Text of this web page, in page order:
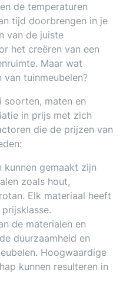
de temperaturen
tijd doorbrengen in je
van de juiste
het creëren van een
Maar wat
tuinmeubelen?
soorten, maten en
in prijs met zich
die de prijzen van
kunnen gemaakt zijn
zoals hout,
Elk materiaal heeft
de materialen en
duurzaamheid en
Hoogwaardige
kunnen resulteren in